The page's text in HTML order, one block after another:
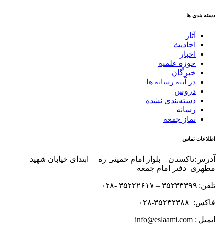
دسته بندی ها
آثار
احادیث
اخبار
حوزه علمیه
خبرگان
در آینه رسانه ها
دروس
دسته‌بندی نشده
رسانه
نماز جمعه
اطلاعات تماس
آدرس:تاکستان – بلوار امام خمینی ره – ابتدای خیابان شهید
مطهری دفتر امام جمعه
تلفن: ۳۵۲۳۳۳۹۹ – ۳۵۲۲۲۶۱۷ -۰۲۸
فاکس: ۳۵۲۳۳۳۸۸-۰۲۸
ایمیل : info@eslaami.com